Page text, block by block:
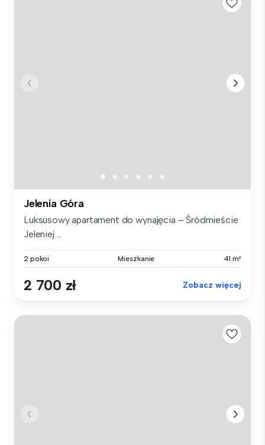
Jelenia Góra
Luksusowy apartament do wynajęcia – Śródmieście
Jeleniej ...
2 pokoi Mieszkanie 41 m²
2 700 zł Zobacz więcej